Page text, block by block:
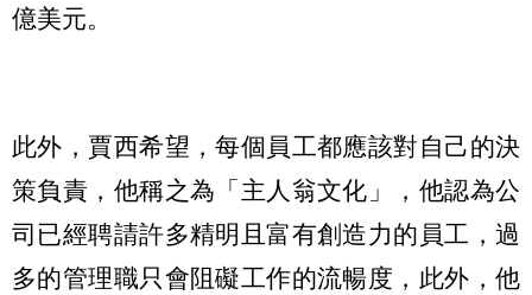
億美元。
此外，賈西希望，每個員工都應該對自己的決
策負責，他稱之為「主人翁文化」，他認為公
司已經聘請許多精明且富有創造力的員工，過
多的管理職只會阻礙工作的流暢度，此外，他